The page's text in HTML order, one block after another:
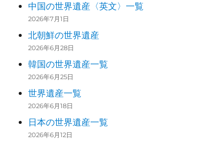
中国の世界遺産〈英文〉一覧
2026年7月1日
北朝鮮の世界遺産
2026年6月28日
韓国の世界遺産一覧
2026年6月25日
世界遺産一覧
2026年6月18日
日本の世界遺産一覧
2026年6月12日